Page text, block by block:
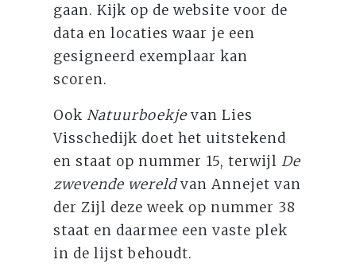
gaan. Kijk op de website voor de
data en locaties waar je een
gesigneerd exemplaar kan
scoren.
OokNatuurboekje van Lies
Visschedijk doet het uitstekend
en staat op nummer 15, terwijlDe
zwevende wereldvan Annejet van
der Zijl deze week op nummer 38
staat en daarmee een vaste plek
in de lijst behoudt.